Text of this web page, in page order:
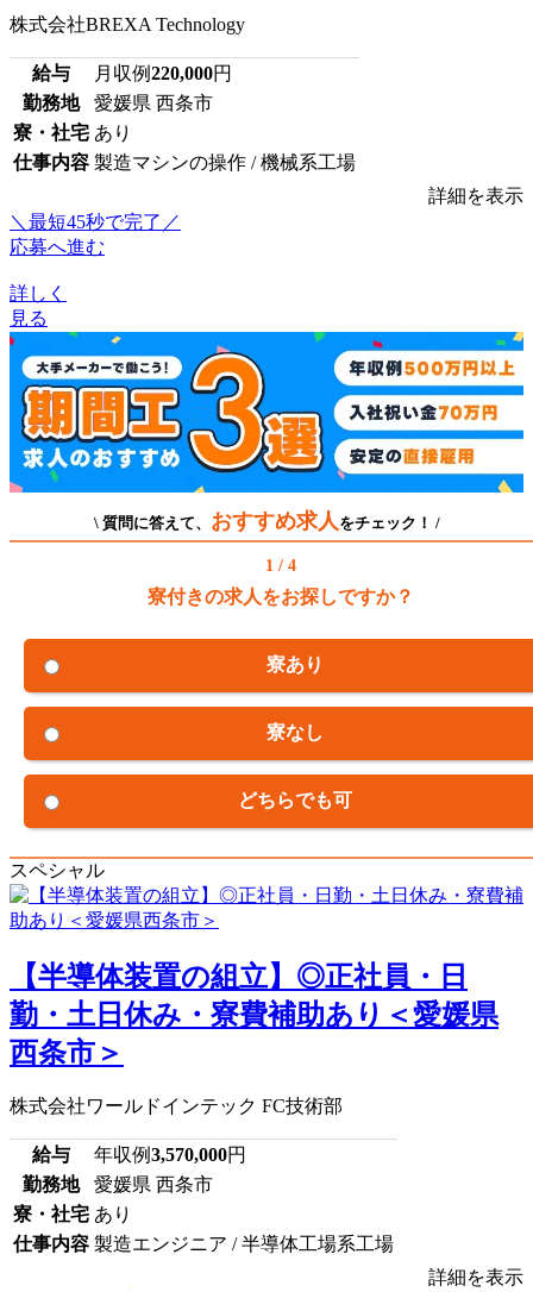
株式会社BREXA Technology
給与 月収例220,000円
勤務地
愛媛県 西条市
寮・社宅 あり
仕事内容 製造マシンの操作 / 機械系工場
詳細を表示
＼最短45秒で完了／
応募へ進む
詳しく
見る
\ 質問に答えて、 おすすめ求人 をチェック！ /
1 / 4
寮付きの求人をお探しですか？
寮あり
寮なし
どちらでも可
スペシャル
【半導体装置の組立】◎正社員・日
勤・土日休み・寮費補助あり＜愛媛県
西条市＞
株式会社ワールドインテック FC技術部
給与 年収例3,570,000円
勤務地
愛媛県 西条市
寮・社宅 あり
仕事内容 製造エンジニア / 半導体工場系工場
詳細を表示